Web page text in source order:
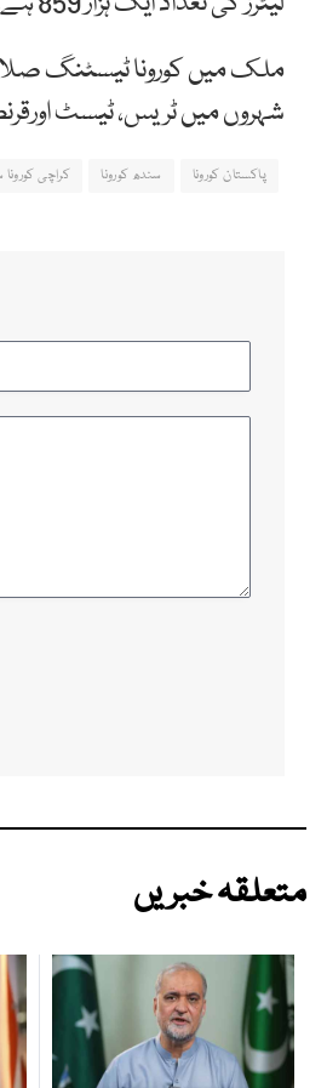
شہروں میں ٹریس، ٹیسٹ
پاکستان کورونا سندھ کورونا کراچی
متعلقہ خبریں